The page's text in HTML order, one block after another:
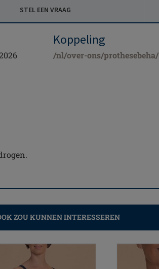
STEL EEN VRAAG
Koppeling
/nl/over-ons/prothesebeha/
ZOU KUNNEN INTERESSEREN